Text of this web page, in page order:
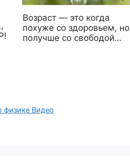
Возраст — это когда
похуже со здоровьем, но
получше со свободой…
физике Видео